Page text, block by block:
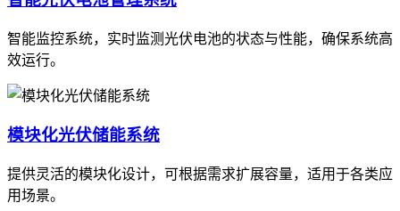
智能监控系统，实时监测光伏电池的状态与性能，确保系统高
效运行。
模块化光伏储能系统
提供灵活的模块化设计，可根据需求扩展容量，适用于各类应
用场景。